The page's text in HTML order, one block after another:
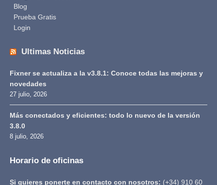
Blog
Prueba Gratis
Login
Ultimas Noticias
Fixner se actualiza a la v3.8.1: Conoce todas las mejoras y
novedades
27 julio, 2026
Más conectados y eficientes: todo lo nuevo de la versión
3.8.0
8 julio, 2026
Horario de oficinas
Si quieres ponerte en contacto con nosotros: (+34) 910 60